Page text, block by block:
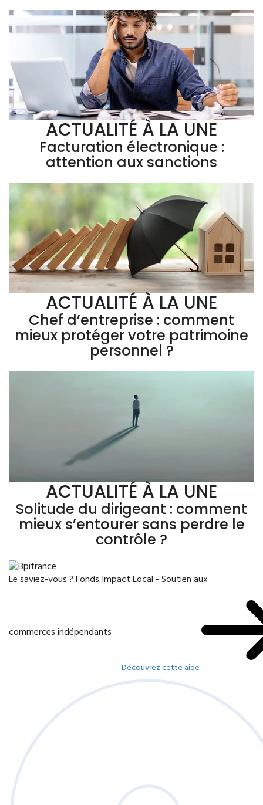
ACTUALITÉ À LA UNE
Facturation électronique :
attention aux sanctions
ACTUALITÉ À LA UNE
Chef d’entreprise : comment
mieux protéger votre patrimoine
personnel ?
ACTUALITÉ À LA UNE
Solitude du dirigeant : comment
mieux s’entourer sans perdre le
contrôle ?
Le saviez-vous ?Fonds Impact Local - Soutien aux
commerces indépendants
Découvrez cette aide